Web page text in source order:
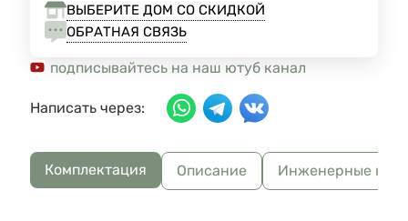
ВЫБЕРИТЕ ДОМ СО СКИДКОЙ
ОБРАТНАЯ СВЯЗЬ
подписывайтесь на наш ютуб канал
Написать через:
Комплектация Описание Инженерные